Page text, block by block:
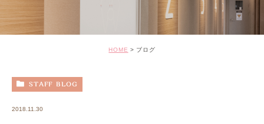
HOME ブログ
STAFF BLOG
2018.11.30